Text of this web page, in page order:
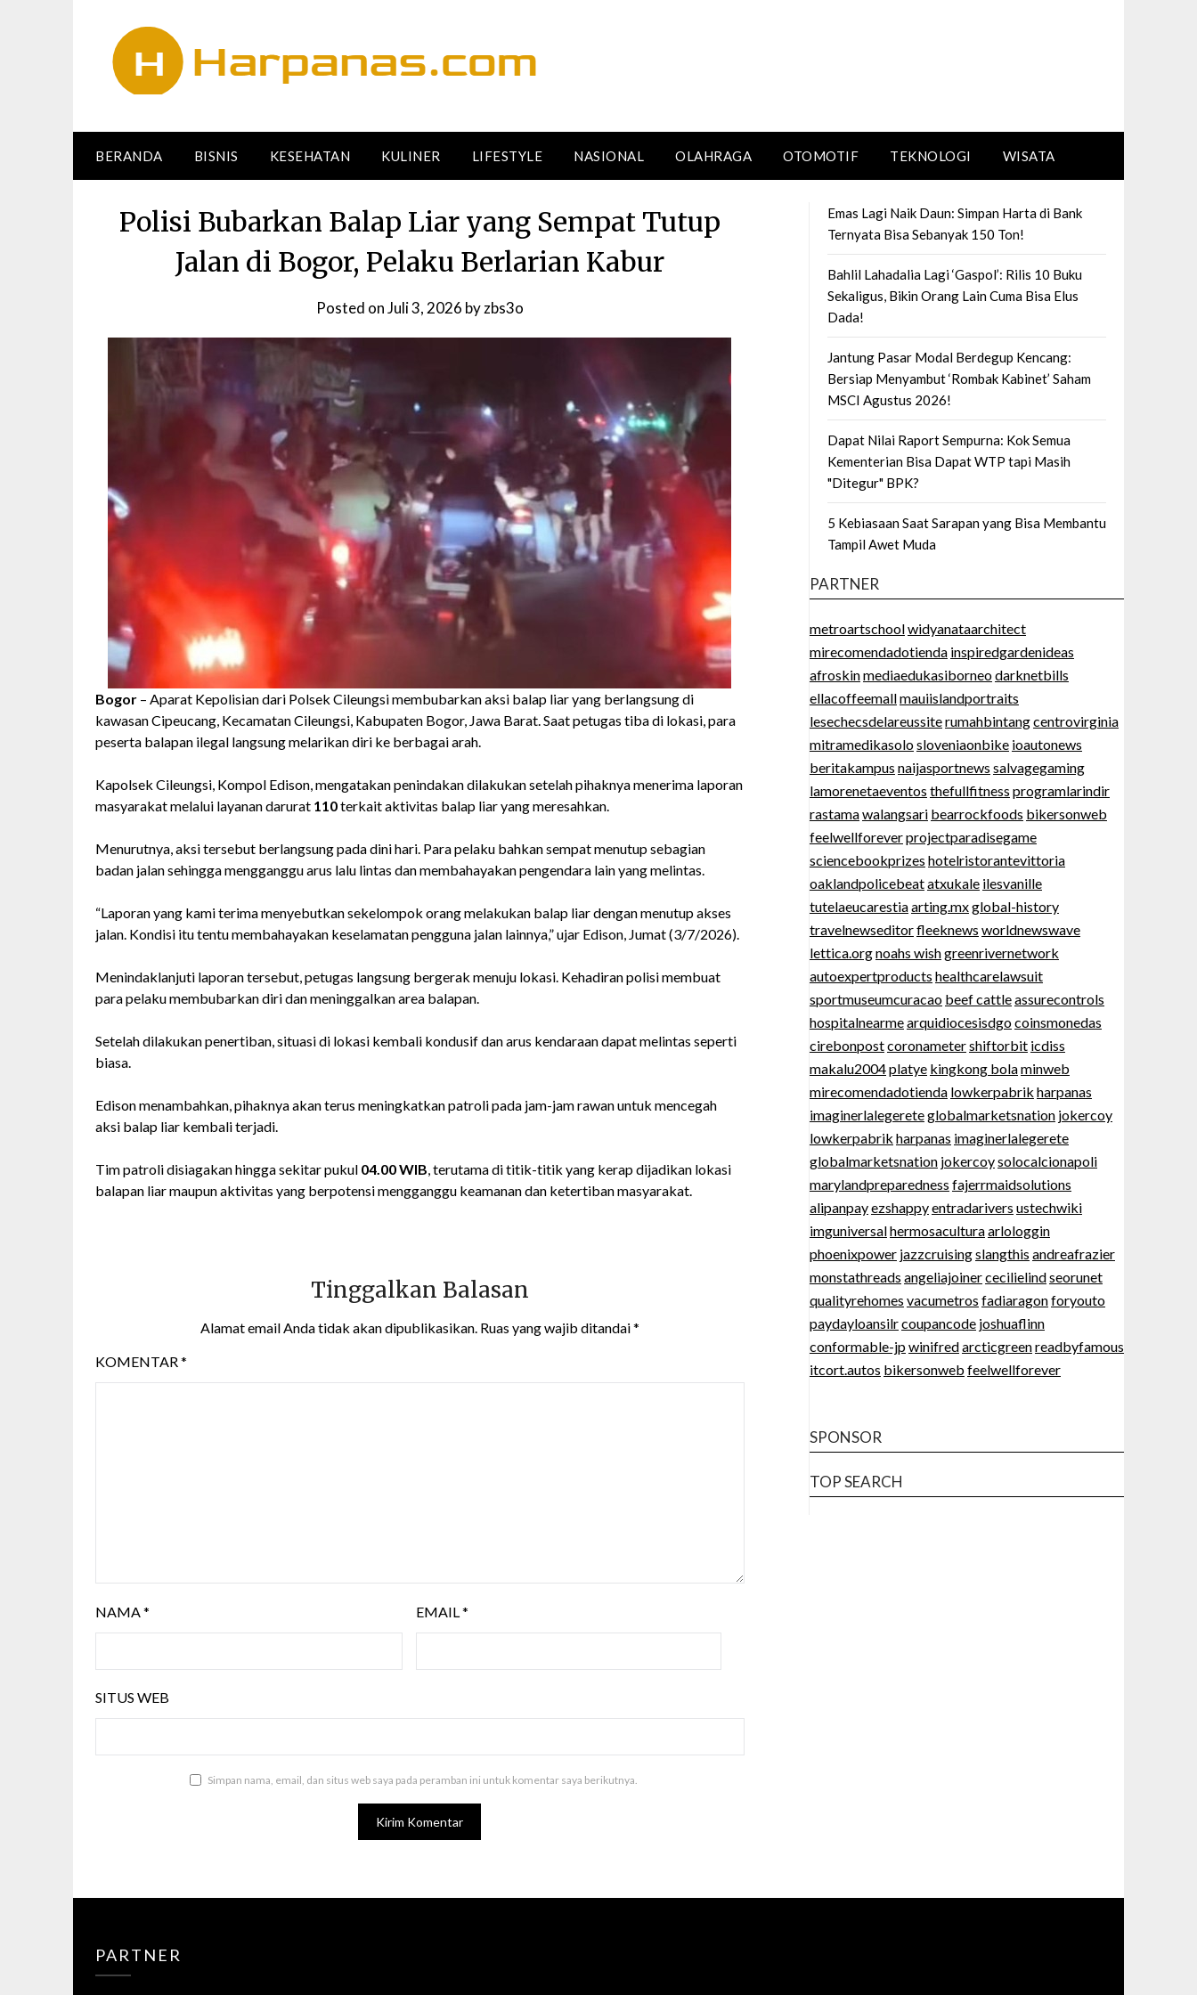
BERANDA BISNIS KESEHATAN KULINER LIFESTYLE NASIONAL OLAHRAGA OTOMOTIF TEKNOLOGI WISATA
Polisi Bubarkan Balap Liar yang Sempat Tutup
Jalan di Bogor, Pelaku Berlarian Kabur
Posted onJuli 3, 2026 byzbs3o
Bogor – Aparat Kepolisian dari Polsek Cileungsi membubarkan aksi balap liar yang berlangsung di
kawasan Cipeucang, Kecamatan Cileungsi, Kabupaten Bogor, Jawa Barat. Saat petugas tiba di lokasi, para
peserta balapan ilegal langsung melarikan diri ke berbagai arah.
Kapolsek Cileungsi, Kompol Edison, mengatakan penindakan dilakukan setelah pihaknya menerima laporan
masyarakat melalui layanan darurat 110terkait aktivitas balap liar yang meresahkan.
Menurutnya, aksi tersebut berlangsung pada dini hari. Para pelaku bahkan sempat menutup sebagian
badan jalan sehingga mengganggu arus lalu lintas dan membahayakan pengendara lain yang melintas.
“Laporan yang kami terima menyebutkan sekelompok orang melakukan balap liar dengan menutup akses
jalan. Kondisi itu tentu membahayakan keselamatan pengguna jalan lainnya,” ujar Edison, Jumat (3/7/2026).
Menindaklanjuti laporan tersebut, petugas langsung bergerak menuju lokasi. Kehadiran polisi membuat
para pelaku membubarkan diri dan meninggalkan area balapan.
Setelah dilakukan penertiban, situasi di lokasi kembali kondusif dan arus kendaraan dapat melintas seperti
biasa.
Edison menambahkan, pihaknya akan terus meningkatkan patroli pada jam-jam rawan untuk mencegah
aksi balap liar kembali terjadi.
Tim patroli disiagakan hingga sekitar pukul 04.00 WIB, terutama di titik-titik yang kerap dijadikan lokasi
balapan liar maupun aktivitas yang berpotensi mengganggu keamanan dan ketertiban masyarakat.
Tinggalkan Balasan
Alamat email Anda tidak akan dipublikasikan. Ruas yang wajib ditandai*
KOMENTAR*
NAMA* EMAIL*
SITUS WEB
Simpan nama, email, dan situs web saya pada peramban ini untuk komentar saya berikutnya.
Emas Lagi Naik Daun: Simpan Harta di Bank
Ternyata Bisa Sebanyak 150 Ton!
Bahlil Lahadalia Lagi ‘Gaspol’: Rilis 10 Buku
Sekaligus, Bikin Orang Lain Cuma Bisa Elus
Dada!
Jantung Pasar Modal Berdegup Kencang:
Bersiap Menyambut ‘Rombak Kabinet’ Saham
MSCI Agustus 2026!
Dapat Nilai Raport Sempurna: Kok Semua
Kementerian Bisa Dapat WTP tapi Masih
"Ditegur" BPK?
5 Kebiasaan Saat Sarapan yang Bisa Membantu
Tampil Awet Muda
PARTNER
metroartschoolwidyanataarchitect
mirecomendadotienda inspiredgardenideas
afroskinmediaedukasiborneodarknetbills
ellacoffeemallmauiislandportraits
lesechecsdelareussiterumahbintangcentrovirginia
mitramedikasolosloveniaonbike ioautonews
beritakampus naijasportnews salvagegaming
lamorenetaeventos thefullfitness programlarindir
rastamawalangsari bearrockfoods bikersonweb
feelwellforeverprojectparadisegame
sciencebookprizes hotelristorantevittoria
oaklandpolicebeatatxukale ilesvanille
tutelaeucarestiaarting.mxglobal-history
travelnewseditorfleeknews worldnewswave
lettica.orgnoahs wishgreenrivernetwork
autoexpertproducts healthcarelawsuit
sportmuseumcuracao beef cattleassurecontrols
hospitalnearmearquidiocesisdgocoinsmonedas
cirebonpostcoronametershiftorbit icdiss
makalu2004platye kingkong bolaminweb
mirecomendadotienda lowkerpabrik harpanas
imaginerlalegereteglobalmarketsnation jokercoy
lowkerpabrik harpanas imaginerlalegerete
globalmarketsnation jokercoysolocalcionapoli
marylandpreparedness fajerrmaidsolutions
alipanpayezshappyentradarivers ustechwiki
imguniversalhermosaculturaarlologgin
phoenixpower jazzcruisingslangthis andreafrazier
monstathreads angeliajoinercecilielindseorunet
qualityrehomes vacumetros fadiaragonforyouto
paydayloansilrcoupancode joshuaflinn
conformable-jpwinifredarcticgreenreadbyfamous
itcort.autos bikersonweb feelwellforever
SPONSOR
TOP SEARCH
PARTNER